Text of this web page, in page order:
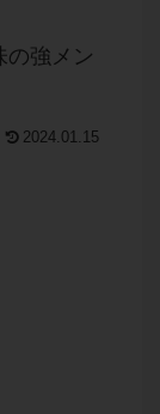
2024.01.15